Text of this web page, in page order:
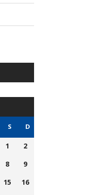
S D
1
2
8
9
15
16